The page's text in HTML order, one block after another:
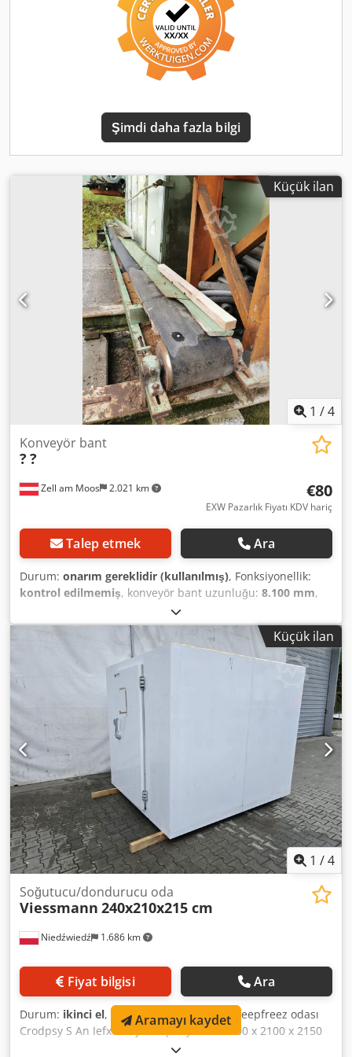
fabrikaları ile yağ fabrikaları ve dolum tesislerinde teknik
ve lojistik altyapının kilit bir unsurunu oluşturur. Tamamen
yüksek kaliteli paslanmaz çelik alaşımdan üretilmiş olması,
gıda ile temas halinde kimyasal olarak tamamen nötr
kalmasını sağlar ve depolanan ürünün organoleptik
tamamen önler. 12 metrelik etkileyici yüksekliğe sahip
dikey tank tasarımı, tesis alanının en verimli şekilde
mekanlara kuruluma hem de açık alanda harici tank parkı
şeklinde kullanıma son derece uygundur. Cedpezczwnefx
Şimdi daha fazla bilgi
Küçük ilan
1 /4
Zell am Moos 2.021 km
Konveyör bant
? ?
€80
EXW Pazarlık Fiyatı KDV hariç
Talep etmek Ara
Durum: onarım gereklidir (kullanılmış), Fonksiyonellik:
kontrol edilmemiş, konveyör bant uzunluğu: 8.100 mm,
300 mm
mm, Kullanılmış konveyör bant, yaklaşık 8 m uzunlukta,
bant genişliği 30 cm, tahrik dişli ile. Cjdozcunmjpfx Anujrf
Küçük ilan
1 /4
Niedźwiedź 1.686 km
Soğutucu/dondurucu oda
Viessmann 240x210x215 cm
Fiyat bilgisi Ara
Durum: ikinci el, Viessmann soğuk hava/deepfreez odası
Crodpsy S An Iefx Anujf - Dış boyutlar: 2400 x 2100 x 2150
mm - İç boyutlar: 2200 x 1900 x 1950 mm - Panel kalınlığı:
Aramayı kaydet